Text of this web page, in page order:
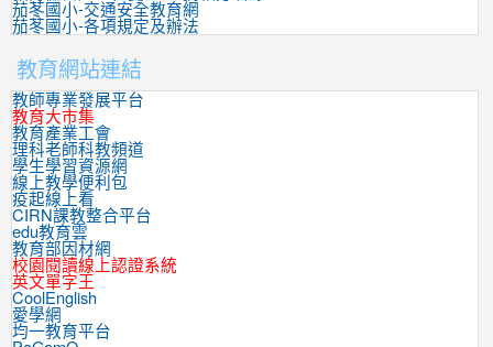
茄苳國小-交通安全教育網
茄苳國小-各項規定及辦法
教育網站連結
教師專業發展平台
教育大市集
教育產業工會
理科老師科教頻道
學生學習資源網
線上教學便利包
疫起線上看
CIRN課教整合平台
edu教育雲
教育部因材網
校園閱讀線上認證系統
英文單字王
CoolEnglish
愛學網
均一教育平台